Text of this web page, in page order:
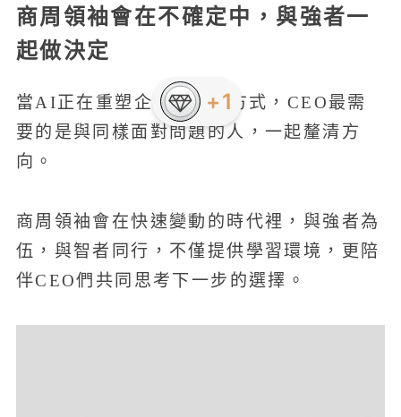
商周領袖會在不確定中，與強者一
起做決定
當AI正在重塑企業的決策方式，CEO最需
要的是與同樣面對問題的人，一起釐清方
向。
商周領袖會在快速變動的時代裡，與強者為
伍，與智者同行，不僅提供學習環境，更陪
伴CEO們共同思考下一步的選擇。
+1